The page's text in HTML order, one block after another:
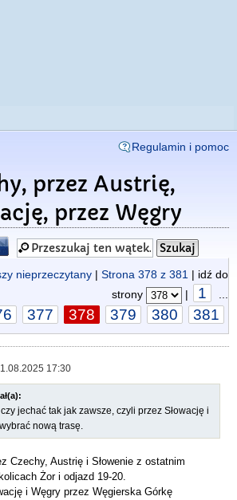
Regulamin i pomoc
przez Austrię,
przez Węgry
nieprzeczytany | Strona 378 z 381 | idź do
strony
| 1
377 378 379 380 381
17:30
jechać tak jak zawsze, czyli przez Słowację i
nową trasę.
Czechy, Austrię i Słowenie z ostatnim
Żor i odjazd 19-20.
i Węgry przez Węgierska Górkę